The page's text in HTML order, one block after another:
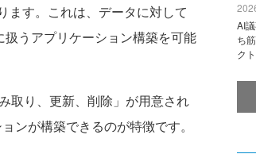
ます。これは、データに対して
うアプリケーション構築を可能
取り、更新、削除」が用意され
ンが構築できるのが特徴です。
AI
ち
ク